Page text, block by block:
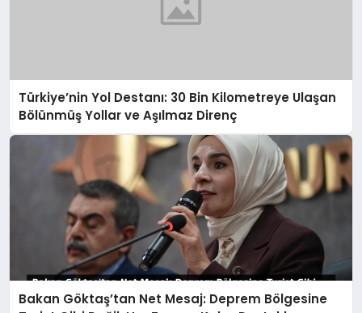
Türkiye’nin Yol Destanı: 30 Bin Kilometreye Ulaşan
Bölünmüş Yollar ve Aşılmaz Direnç
Bakan Göktaş’tan Net Mesaj: Deprem Bölgesine